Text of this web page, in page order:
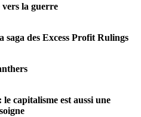
la guerre
saga des Excess Profit Rulings
capitalisme est aussi une